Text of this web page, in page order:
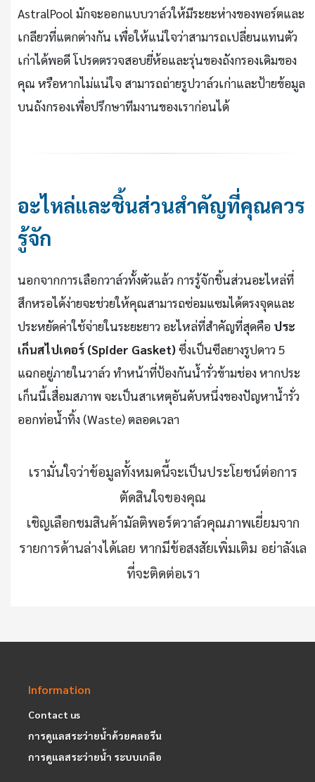
AstralPool มักจะออกแบบวาล์วให้มีระยะห่างของพอร์ตและ
เกลียวที่แตกต่างกัน เพื่อให้แน่ใจว่าสามารถเปลี่ยนแทนตัว
เก่าได้พอดี โปรดตรวจสอบยี่ห้อและรุ่นของถังกรองเดิมของ
คุณ หรือหากไม่แน่ใจ สามารถถ่ายรูปวาล์วเก่าและป้ายข้อมูล
บนถังกรองเพื่อปรึกษาทีมงานของเราก่อนได้
อะไหล่และชิ้นส่วนสำคัญที่คุณควร
รู้จัก
นอกจากการเลือกวาล์วทั้งตัวแล้ว การรู้จักชิ้นส่วนอะไหล่ที่
สึกหรอได้ง่ายจะช่วยให้คุณสามารถซ่อมแซมได้ตรงจุดและ
ประหยัดค่าใช้จ่ายในระยะยาว อะไหล่ที่สำคัญที่สุดคือ ประ
เก็นสไปเดอร์ (Spider Gasket)ซึ่งเป็นซีลยางรูปดาว 5
แฉกอยู่ภายในวาล์ว ทำหน้าที่ป้องกันน้ำรั่วข้ามช่อง หากประ
เก็นนี้เสื่อมสภาพ จะเป็นสาเหตุอันดับหนึ่งของปัญหาน้ำรั่ว
ออกท่อน้ำทิ้ง (Waste) ตลอดเวลา
เรามั่นใจว่าข้อมูลทั้งหมดนี้จะเป็นประโยชน์ต่อการ
ตัดสินใจของคุณ
เชิญเลือกชมสินค้ามัลติพอร์ตวาล์วคุณภาพเยี่ยมจาก
รายการด้านล่างได้เลย หากมีข้อสงสัยเพิ่มเติม อย่าลังเล
ที่จะติดต่อเรา
Information
Contact us
การดูแลสระว่ายน้ำด้วยคลอรีน
การดูแลสระว่ายน้ำ ระบบเกลือ